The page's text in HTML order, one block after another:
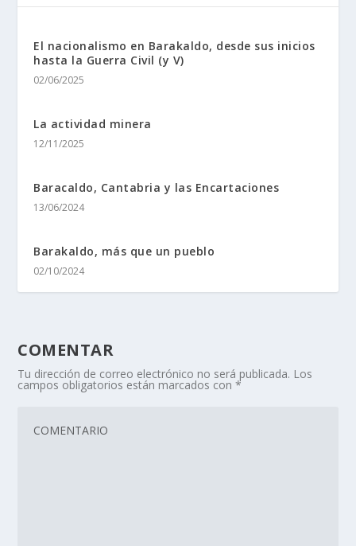
El nacionalismo en Barakaldo, desde sus inicios
hasta la Guerra Civil (y V)
02/06/2025
La actividad minera
12/11/2025
Baracaldo, Cantabria y las Encartaciones
13/06/2024
Barakaldo, más que un pueblo
02/10/2024
COMENTAR
Tu dirección de correo electrónico no será publicada. Los
campos obligatorios están marcados con*